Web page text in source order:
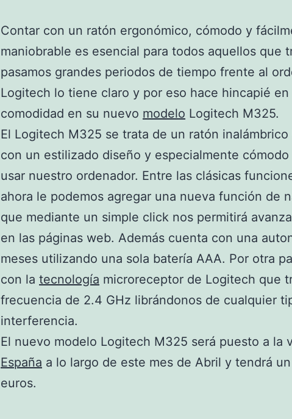
Contar con un ratón ergonómico, cómodo y
maniobrable es esencial para todos aquellos que
pasamos grandes periodos de tiempo frente al
Logitech lo tiene claro y por eso hace hincapié
comodidad en su nuevo modelo Logitech M325.
El Logitech M325 se trata de un ratón inalámbrico
con un estilizado diseño y especialmente cómodo
usar nuestro ordenador. Entre las clásicas
ahora le podemos agregar una nueva función de
que mediante un simple click nos permitirá
en las páginas web. Además cuenta con una
meses utilizando una sola batería AAA. Por otra
con la tecnología microreceptor de Logitech que
frecuencia de 2.4 GHz librándonos de cualquier
interferencia.
El nuevo modelo Logitech M325 será puesto a la
España a lo largo de este mes de Abril y tendrá
euros.